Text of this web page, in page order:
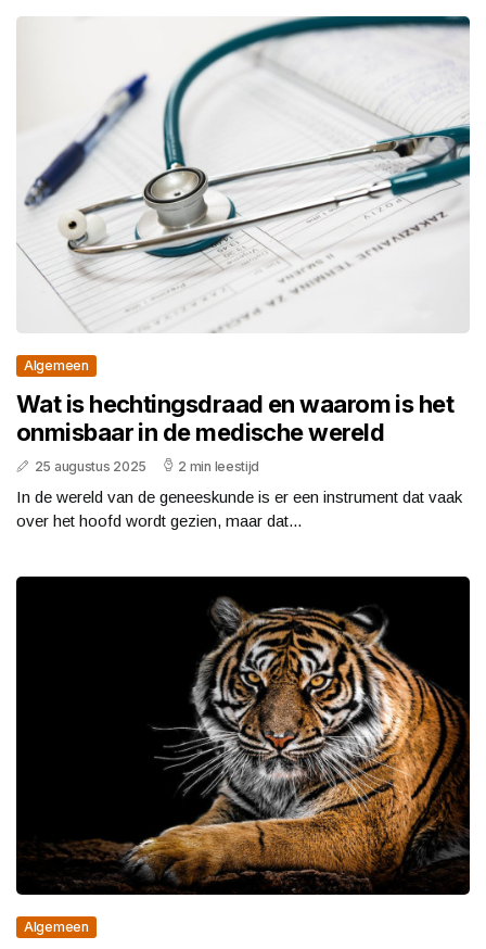
Algemeen
Wat is hechtingsdraad en waarom is het
onmisbaar in de medische wereld
25 augustus 2025 2 min leestijd
In de wereld van de geneeskunde is er een instrument dat vaak
over het hoofd wordt gezien, maar dat...
Algemeen